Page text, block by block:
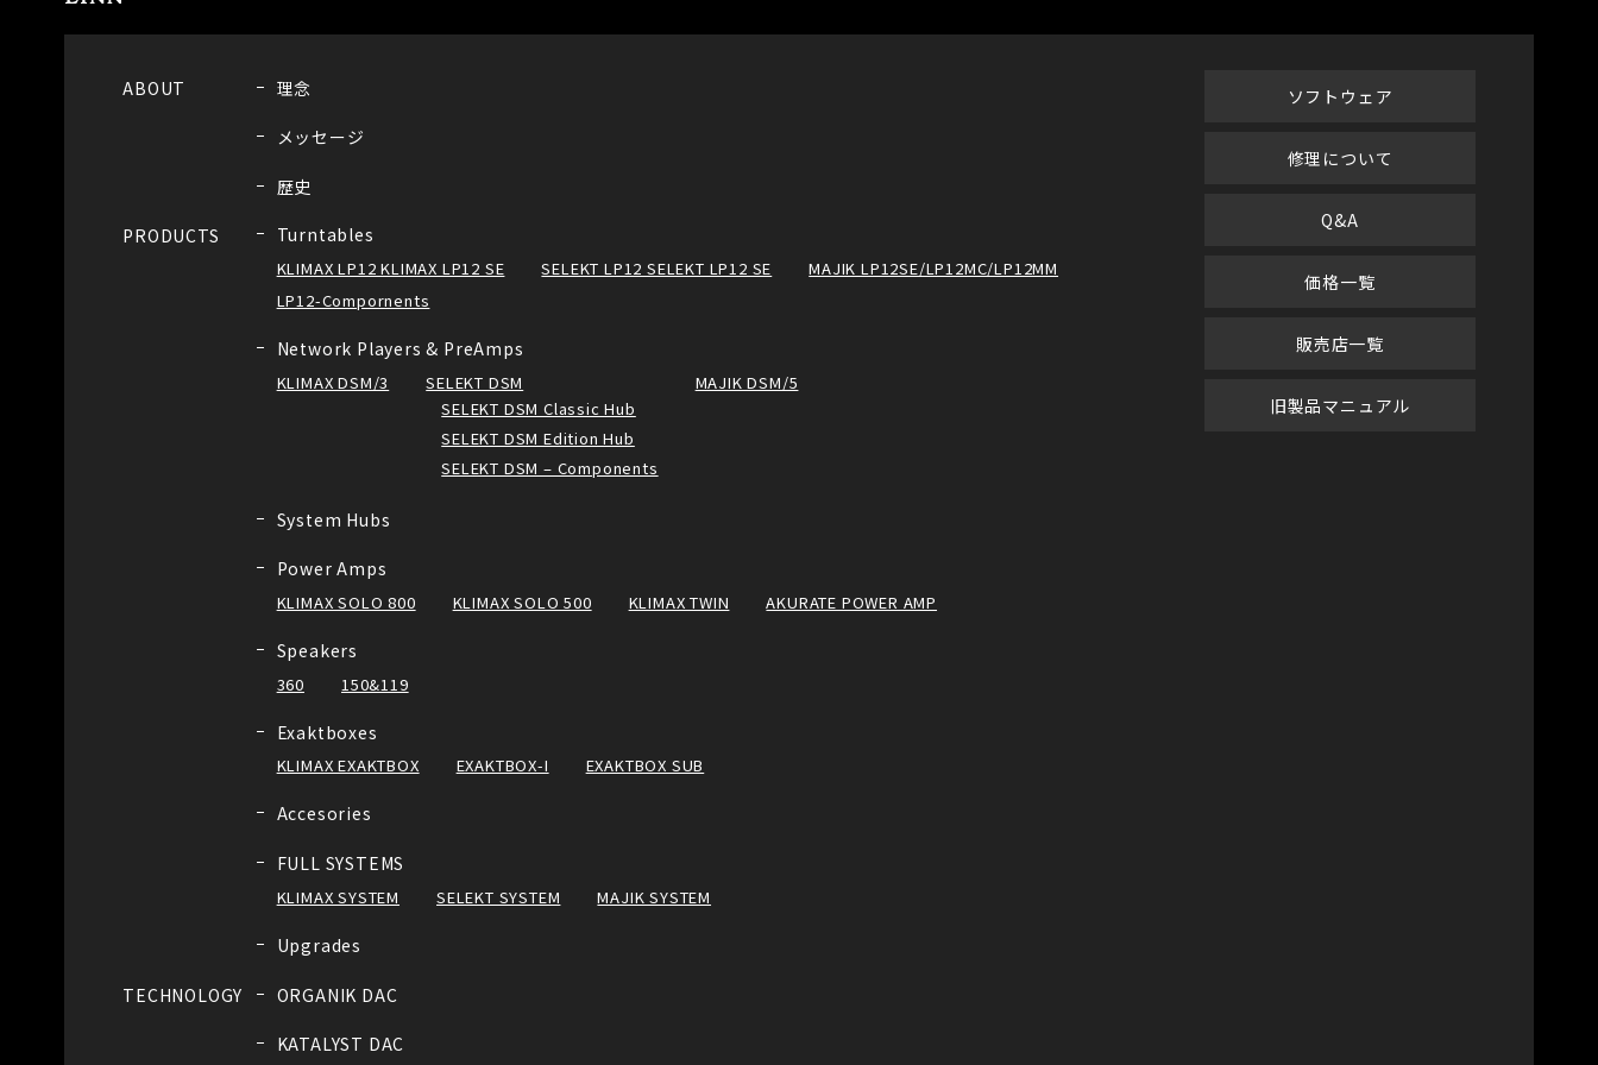
ABOUT 理念
メッセージ
歴史
PRODUCTS Turntables
KLIMAX LP12 KLIMAX LP12 SE SELEKT LP12 SELEKT LP12 SE
MAJIK LP12SE/LP12MC/LP12MM
LP12-Compornents
Network Players & PreAmps
KLIMAX DSM/3
SELEKT DSM
SELEKT DSM Classic Hub
SELEKT DSM Edition Hub
SELEKT DSM – Components
MAJIK DSM/5
System Hubs
Power Amps
KLIMAX SOLO 800 KLIMAX SOLO 500 KLIMAX TWIN AKURATE POWER AMP
Speakers
360 150&119
Exaktboxes
KLIMAX EXAKTBOX EXAKTBOX-I EXAKTBOX SUB
Accesories
FULL SYSTEMS
KLIMAX SYSTEM SELEKT SYSTEM MAJIK SYSTEM
Upgrades
TECHNOLOGY ORGANIK DAC
KATALYST DAC
ソフトウェア
修理について
Q&A
価格一覧
販売店一覧
旧製品マニュアル